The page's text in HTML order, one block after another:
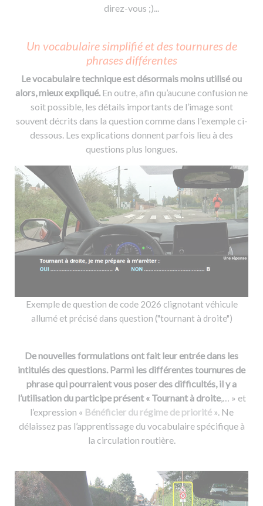
direz-vous ;)...
Un vocabulaire simplifié et des tournures de
phrases différentes
Le vocabulaire technique est désormais moins utilisé ou
alors, mieux expliqué.En outre, afin qu’aucune confusion ne
soit possible, les détails importants de l’image sont
souvent décrits dans la question comme dans l'exemple ci-
dessous. Les explications donnent parfois lieu à des
questions plus longues.
Exemple de question de code 2026 clignotant véhicule
allumé et précisé dans question ("tournant à droite")
De nouvelles formulations ont fait leur entrée dans les
intitulés des questions. Parmi les différentes tournures de
phrase qui pourraient vous poser des difficultés, il y a
l’utilisation du participe présent « Tournant à droite,… » et
l’expression « Bénéficier du régime de priorité». Ne
délaissez pas l’apprentissage du vocabulaire spécifique à
la circulation routière.